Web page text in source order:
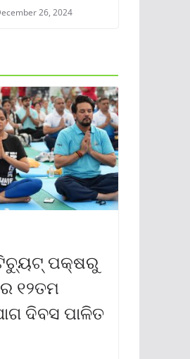
26, 2024
ପକ୍ଷରୁ
୧୨ତମ
ଦିବସ ପାଳିତ